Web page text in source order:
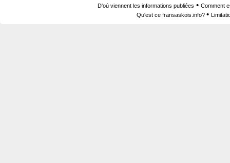
D'où viennent les informations publiées • Comment
Qu'est ce fransaskois.info? •